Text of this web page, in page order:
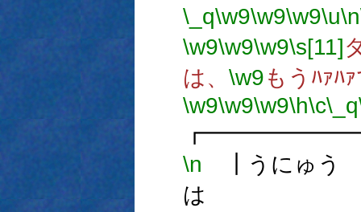
\_q\w9\w9\w9\u\n
\w9\w9\w9\s[11]
は、 \w9もうﾊｧﾊ
\w9\w9\w9\h\c\_q
\n ┃うにゅう